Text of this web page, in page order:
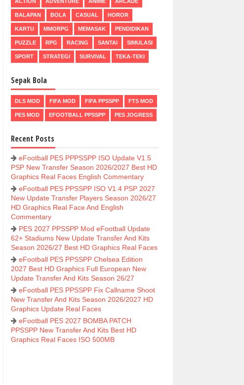
BALAPAN BOLA CASUAL HOROR
KARTU MMORPG MEMASAK PENDIDIKAN
PUZZLE RPG RACING SANTAI SIMULASI
SPORT STRATEGI SURVIVAL TEKA-TEKI
Sepak Bola
DLS MOD FIFA MOD FIFA PPSSPP FTS MOD
PES MOD EFOOTBALL PPSSPP PES JOGRESS
Recent Posts
eFootball PES PPPSSPP ISO Update V1.5
PSP New Transfer Season 2026/2027 Best HD
Graphics Real Faces English Commentary
eFootball PES PPSSPP ISO V1.4 PSP 2027
New Update Transfer Players Season 2026/27
HD Graphics Real Face And English
Commentary
PES 2027 PPSSPP Mod eFootball Update
62+ Stadiums New Update Transfer And Kits
Season 2026/27 Best HD Graphics Real Faces
eFootball PES PPSSPP Chelsea Edition
2027 Best HD Graphics Full European New
Update Transfer And Kits Season 26/27
eFootball PES PPSSPP Fix Callname Shoot
New Transfer And Kits Season 2026/2027 HD
Graphics Update Real Faces
eFootball PES 2027 BOMBA PATCH
PPSSPP New Transfer And Kits Best HD
Graphics Real Faces ISO 500MB